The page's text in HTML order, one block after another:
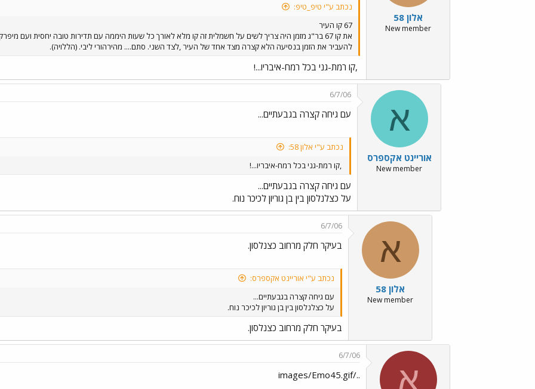
אלון 58
New member
נכתב ע"י טיפ_טיפ:
67 קו העיר
את קו 67 בר"ג מזמן היה צריך לשים על חשמלית זה קו מלא לאורך כל שעות היממה עם תדירות טובה יחסית ועם
להעביר את הזמן בנסיעה הלא קצרה מצד אחד של העיר ,לצד השני. סתם.... מהירהורי ליבי. (הללויה).
,קו רמת-גני בכל רמח-איבריו...!
א
אוריינט אקספרס
New member
6/7/06
עם גיחה קצרה בגבעתיים...
נכתב ע"י אלון 58:
,קו רמת-גני בכל רמח-איבריו...!
עם גיחה קצרה בגבעתיים...
על כצלנלסון בין בן גוריון לכיכר נוח.
א
אלון 58
New member
6/7/06
בעיקר חלק מרחוב כצנלסון.
נכתב ע"י אוריינט אקספרס:
עם גיחה קצרה בגבעתיים...
על כצלנלסון בין בן גוריון לכיכר נוח.
בעיקר חלק מרחוב כצנלסון.
א
6/7/06
../images/Emo45.gif